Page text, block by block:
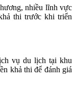
nhiều lĩnh vực
thi trước khi triển
vụ du lịch tại khu
khả thi để đánh giá